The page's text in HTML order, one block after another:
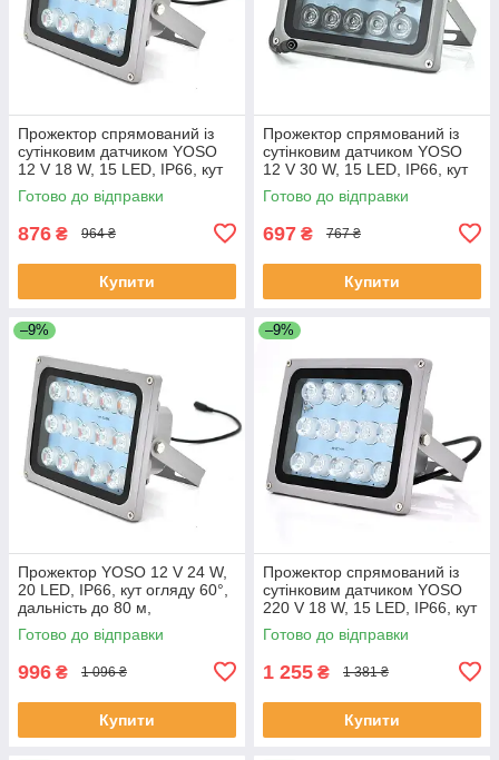
Прожектор спрямований із
сутінковим датчиком YOSO
12 V 18 W, 15 LED, IP66, кут
огляду 60°, дальність до 30
м, 177*138*65 мм, BOX
Готово до відправки
876 ₴ 964 ₴
Купити
Прожектор спрямований із
сутінковим датчиком YOSO
12 V 30 W, 15 LED, IP66, кут
огляду 60°, дальність до 50
м, 177*138*65 мм, BOX
Готово до відправки
697 ₴ 767 ₴
Купити
–9%
Прожектор YOSO 12 V 24 W,
20 LED, IP66, кут огляду 60°,
дальність до 80 м,
180*115*140 мм, BOX
ЕКОБОКС
Готово до відправки
996 ₴ 1 096 ₴
Купити
–9%
Прожектор спрямований із
сутінковим датчиком YOSO
220 V 18 W, 15 LED, IP66, кут
огляду 120°, дальність до 50
м, 177*138 х 85 мм, BOX
Готово до відправки
1 255 ₴ 1 381 ₴
Купити